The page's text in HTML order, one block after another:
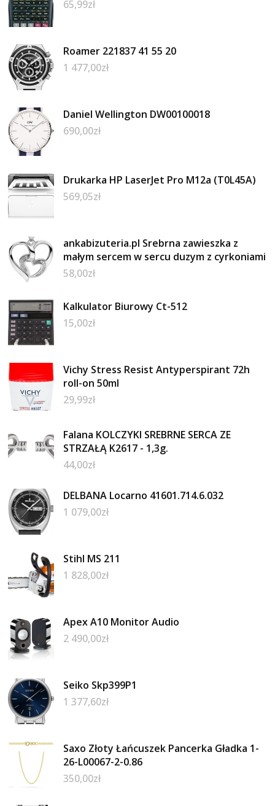
65,99zł
Roamer 221837 41 55 20
1 477,00zł
Daniel Wellington DW00100018
690,00zł
Drukarka HP LaserJet Pro M12a (T0L45A)
569,05zł
ankabizuteria.pl Srebrna zawieszka z
małym sercem w sercu duzym z cyrkoniami
58,00zł
Kalkulator Biurowy Ct-512
15,00zł
Vichy Stress Resist Antyperspirant 72h
roll-on 50ml
29,99zł
Falana KOLCZYKI SREBRNE SERCA ZE
STRZAŁĄ K2617 - 1,3g.
44,00zł
DELBANA Locarno 41601.714.6.032
1 079,00zł
Stihl MS 211
1 828,00zł
Apex A10 Monitor Audio
2 490,00zł
Seiko Skp399P1
1 377,60zł
Saxo Złoty Łańcuszek Pancerka Gładka 1-
26-L00067-2-0.86
350,00zł